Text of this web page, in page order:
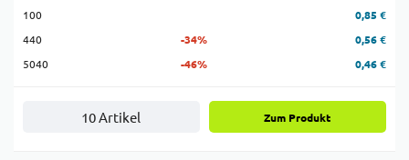
100
0,85 €
440
-34%
0,56 €
5040
-46% 0,46 €
10 Artikel Zum Produkt